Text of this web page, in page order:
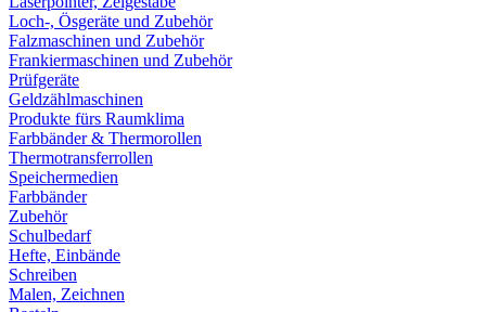
Loch-, Ösgeräte und Zubehör
Falzmaschinen und Zubehör
Frankiermaschinen und Zubehör
Prüfgeräte
Geldzählmaschinen
Produkte fürs Raumklima
Farbbänder & Thermorollen
Thermotransferrollen
Speichermedien
Farbbänder
Zubehör
Schulbedarf
Hefte, Einbände
Schreiben
Malen, Zeichnen